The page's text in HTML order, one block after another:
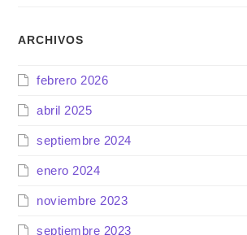
ARCHIVOS
febrero 2026
abril 2025
septiembre 2024
enero 2024
noviembre 2023
septiembre 2023